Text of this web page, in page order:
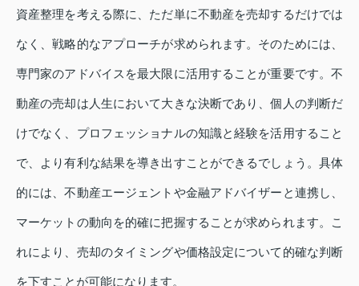
資産整理を考える際に、ただ単に不動産を売却するだけでは
なく、戦略的なアプローチが求められます。そのためには、
専門家のアドバイスを最大限に活用することが重要です。不
動産の売却は人生において大きな決断であり、個人の判断だ
けでなく、プロフェッショナルの知識と経験を活用すること
で、より有利な結果を導き出すことができるでしょう。具体
的には、不動産エージェントや金融アドバイザーと連携し、
マーケットの動向を的確に把握することが求められます。こ
れにより、売却のタイミングや価格設定について的確な判断
を下すことが可能になります。